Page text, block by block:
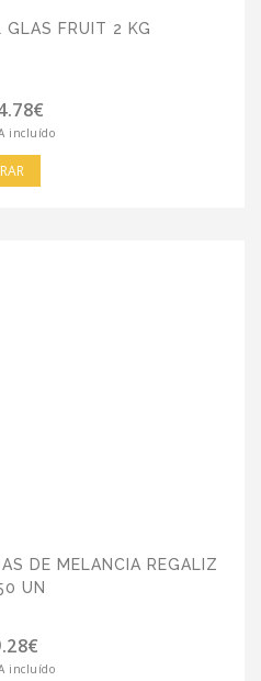
GLAS FRUIT 2 KG
incluído
DE MELANCIA REGALIZ
UN
incluído